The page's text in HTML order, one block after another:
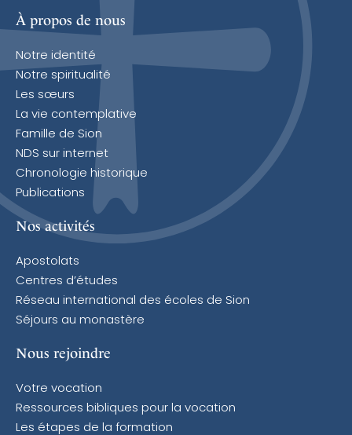
À propos de nous
Notre identité
Notre spiritualité
Les sœurs
La vie contemplative
Famille de Sion
NDS sur internet
Chronologie historique
Publications
Nos activités
Apostolats
Centres d’études
Réseau international des écoles de Sion
Séjours au monastère
Nous rejoindre
Votre vocation
Ressources bibliques pour la vocation
Les étapes de la formation